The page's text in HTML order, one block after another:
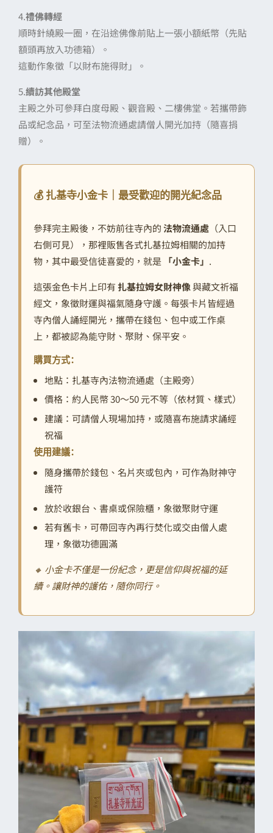
4.禮佛轉經
順時針繞殿一圈，在沿途佛像前貼上一張小額紙幣（先貼
額頭再放入功德箱）。
這動作象徵「以財布施得財」。
5.續訪其他殿堂
主殿之外可參拜白度母殿、觀音殿、二樓佛堂。若攜帶飾
品或紀念品，可至法物流通處請僧人開光加持（隨喜捐
贈）。
💰 扎基寺小金卡｜最受歡迎的開光紀念品
參拜完主殿後，不妨前往寺內的法物流通處 （入口
右側可見），那裡販售各式扎基拉姆相關的加持
物，其中最受信徒喜愛的，就是 「小金卡」 .
這張金色卡片上印有 扎基拉姆女財神像與藏文祈福
經文，象徵財運與福氣隨身守護。每張卡片皆經過
寺內僧人誦經開光，攜帶在錢包、包中或工作桌
上，都被認為能守財、聚財、保平安。
購買方式：
地點：扎基寺內法物流通處（主殿旁）
價格：約人民幣 30～50 元不等（依材質、樣式）
建議：可請僧人現場加持，或隨喜布施請求誦經
祝福
使用建議：
隨身攜帶於錢包、名片夾或包內，可作為財神守
護符
放於收銀台、書桌或保險櫃，象徵聚財守運
若有舊卡，可帶回寺內再行焚化或交由僧人處
理，象徵功德圓滿
🔸 小金卡不僅是一份紀念，更是信仰與祝福的延
續。讓財神的護佑，隨你同行。